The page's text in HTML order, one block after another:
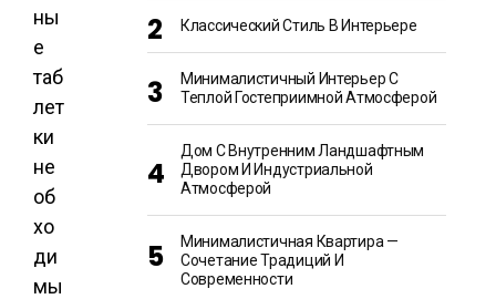
ны
е
таб
лет
ки
не
об
хо
ди
мы
Классический Стиль В Интерьере
Минималистичный Интерьер С
Теплой Гостеприимной Атмосферой
Дом С Внутренним Ландшафтным
Двором И Индустриальной
Атмосферой
Минималистичная Квартира —
Сочетание Традиций И
Современности